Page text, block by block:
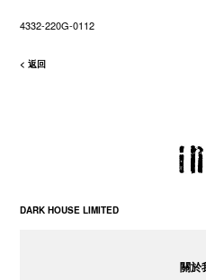
4332-220G-0112
< 返回
DARK HOUSE LIMITED
關於